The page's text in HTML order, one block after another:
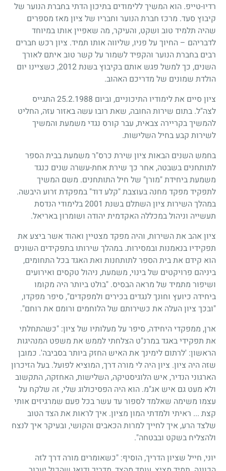
רדיו-טייפ. הוא המשיך ללימודים בתיכון הדתי בחברת הנוער של
קיבוץ סעד. מרכז חברת הנוער וחבריו של ציון מאז מספרים
שהיה תלמיד טוב ושקט, והעיקר, מה שאפיין אותו במיוחד
לדבריהם – החיוך על פניו, שליווה אותו תמיד. ציון רכש חברים
רבים בחברת הנוער והקפיד לשמור על קשר טוב איתם לאורך
השנים, כך למשל פגש אותם בקיבוץ בשנת 2012, כשציינו יום
הולדת שמונים של מדריכם האהוב.
ציון סיים את לימודיו התיכוניים, וביום 25.2.1988 התגייס
לצה"ל. בתום שירות החובה, שאת רובו עשה באזור עזה, החליט
להמשיך בקריירה צבאית, עבר קורס נגדי משמעת והמשיך
לשירות קבע בחיל השלישות.
בחמש השנים הבאות ציון שירת כרס"ר משמעת בבית הספר
לתותחנים בשבטה, אחר כך שירת אחת-עשרה שנים כנגד
משמעת ביחידת "מורן" של חיל התותחנים. משם המשיך
לתפקיד מפקד מחנה בעוצבת "קלע דוד" במפקדת זרוע היבשה.
במהלך השירות ציון השתלם בשנת 2001 בלימודי הנדסת
תעשייה וניהול במכללה האקדמית יהודה ושומרון באריאל.
ציון אהב את השירות, והיה מפקד מצטיין ואהוד אשר ביצע את
תפקידיו בנאמנות ובמסירות. במהלך שירותו בתפקידים השונים
הוא קידם את בית הספר לתותחנות ואת האגד בכל התחומים,
ביניהם פרויקטים של בינוי, משמעת, ניהול טקסים ואירועים
ושיפור מתמיד של מראה הבסיס. "בולט ביותר היה מקומו
ביחידה כיועץ וחונך לנגדים בכירים ולמפקדים", סיפר מפקדו,
"ובכך ציון העלה את כשירותם של הלוחמים ורומם את רוחם".
ארן, ממפקדי היחידה, סיפר על מעלותיו של ציון: "כשהתחלתי
את תפקידי באגד במרנ"ט הצלחתי לממש את משפט המנהיגות
הראשון: 'לרתום לימינך את האיש החזק ביותר בסביבה'. כמובן
שזה היה ציון. ציון היה לי מורה דרך, המוציא לפועל. בעל הזיכרון
הארגוני הנדיר, איש הלוגיסטיקה, השלישות, האחזקה, התקשוב
ולא מעט גם איש אג"מ. הוא היה הפסיכולוג שלי, זה שלקח על
עצמו משימה שאלמד לספור עד עשר בכל פעם שמרגיזים אותי
קצת ... ראיתי ולמדתי המון מציון. איך לראות את הצד הטוב
שלצד הרע, איך לחייך למרות הכאבים והקושי, ובעיקר איך לנצח
ולהצליח בשקט ובבטחה".
יוני, חייל שציון הדריך, הוסיף: "כשאומרים מורה דרך לזה